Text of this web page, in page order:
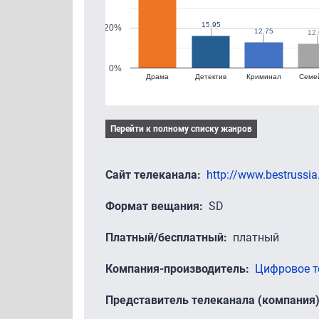
Драма Детектив Криминал
0%
20% 15.95
15.95
12.75
12.75
Перейти к полному списку жанров
Сайт телеканала http://
Формат вещания SD
Платный/бесплатный платный
Компания-производитель Цифровое
Представитель телеканала (компания)